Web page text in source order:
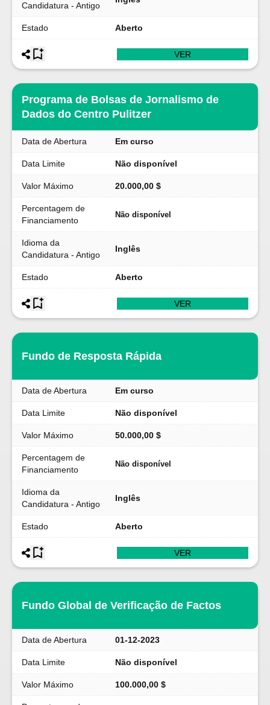
Candidatura - Antigo
Estado Aberto
VER
Programa de Bolsas de Jornalismo de
Dados do Centro Pulitzer
Data de Abertura Em curso
Data Limite Não disponível
Valor Máximo 20.000,00 $
Percentagem de
Financiamento
Não disponível
Idioma da
Candidatura - Antigo
Inglês
Estado Aberto
VER
Fundo de Resposta Rápida
Data de Abertura Em curso
Data Limite Não disponível
Valor Máximo 50.000,00 $
Percentagem de
Financiamento
Não disponível
Idioma da
Candidatura - Antigo
Inglês
Estado Aberto
VER
Fundo Global de Verificação de Factos
Data de Abertura 01-12-2023
Data Limite Não disponível
Valor Máximo 100.000,00 $